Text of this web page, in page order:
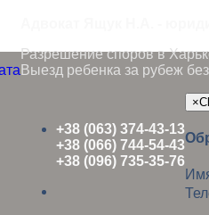
Разрешение споров в
Выезд ребенка за рубеж
+38 (063) 374-43-13
+38 (066) 744-54-43
+38 (096) 735-35-76
×